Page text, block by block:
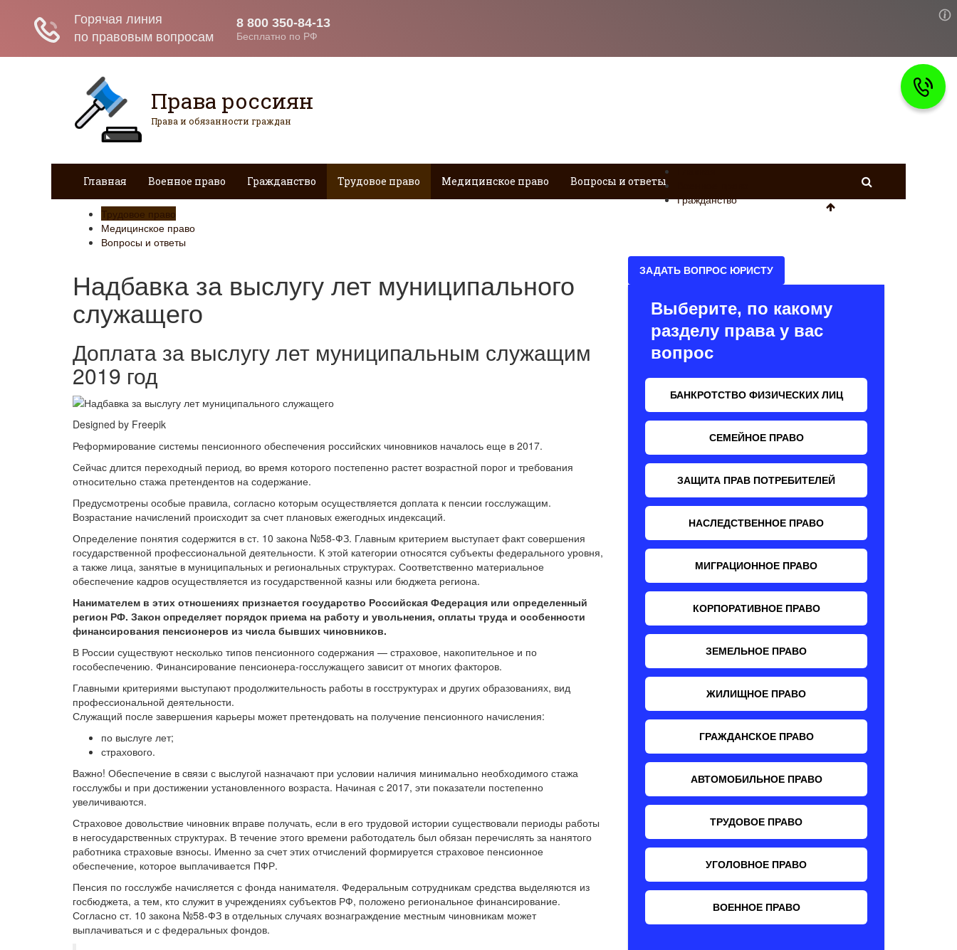
Права россиян
Права и обязанности граждан
Главная Военное право Гражданство Трудовое право Медицинское право Вопросы и ответы
Гражданство
Трудовое право
Медицинское право
Вопросы и ответы
Надбавка за выслугу лет муниципального
служащего
Доплата за выслугу лет муниципальным служащим
2019 год
Designed by Freepik
Реформирование системы пенсионного обеспечения российских чиновников началось еще в 2017.
Сейчас длится переходный период, во время которого постепенно растет возрастной порог и требования
относительно стажа претендентов на содержание.
Предусмотрены особые правила, согласно которым осуществляется доплата к пенсии госслужащим.
Возрастание начислений происходит за счет плановых ежегодных индексаций.
Определение понятия содержится в ст. 10 закона №58-ФЗ. Главным критерием выступает факт совершения
государственной профессиональной деятельности. К этой категории относятся субъекты федерального уровня,
а также лица, занятые в муниципальных и региональных структурах. Соответственно материальное
обеспечение кадров осуществляется из государственной казны или бюджета региона.
Нанимателем в этих отношениях признается государство Российская Федерация или определенный
регион РФ. Закон определяет порядок приема на работу и увольнения, оплаты труда и особенности
финансирования пенсионеров из числа бывших чиновников.
В России существуют несколько типов пенсионного содержания — страховое, накопительное и по
гособеспечению. Финансирование пенсионера-госслужащего зависит от многих факторов.
Главными критериями выступают продолжительность работы в госструктурах и других образованиях, вид
профессиональной деятельности.
Служащий после завершения карьеры может претендовать на получение пенсионного начисления:
по выслуге лет;
страхового.
Важно! Обеспечение в связи с выслугой назначают при условии наличия минимально необходимого стажа
госслужбы и при достижении установленного возраста. Начиная с 2017, эти показатели постепенно
увеличиваются.
Страховое довольствие чиновник вправе получать, если в его трудовой истории существовали периоды работы
в негосударственных структурах. В течение этого времени работодатель был обязан перечислять за нанятого
работника страховые взносы. Именно за счет этих отчислений формируется страховое пенсионное
обеспечение, которое выплачивается ПФР.
Пенсия по госслужбе начисляется с фонда нанимателя. Федеральным сотрудникам средства выделяются из
госбюджета, а тем, кто служит в учреждениях субъектов РФ, положено региональное финансирование.
Согласно ст. 10 закона №58-ФЗ в отдельных случаях вознаграждение местным чиновникам может
выплачиваться и с федеральных фондов.